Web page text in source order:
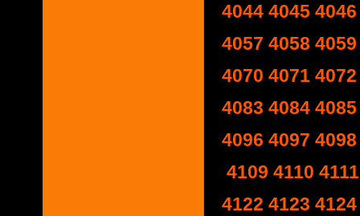
4044 4045 4046
4057 4058 4059
4070 4071 4072
4083 4084 4085
4096 4097 4098
4109 4110 4111
4122 4123 4124